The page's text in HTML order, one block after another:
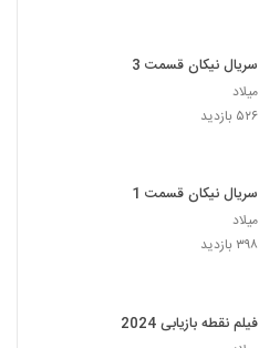
سریال نیکان قسمت 3
میلاد
۵۲۶ بازدید
سریال نیکان قسمت 1
میلاد
۳۹۸ بازدید
فیلم نقطه بازیابی 2024